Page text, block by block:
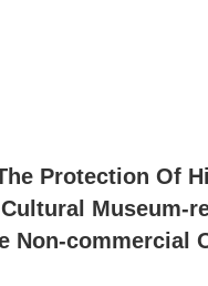
Protection Of
Museum-
Non-commercial